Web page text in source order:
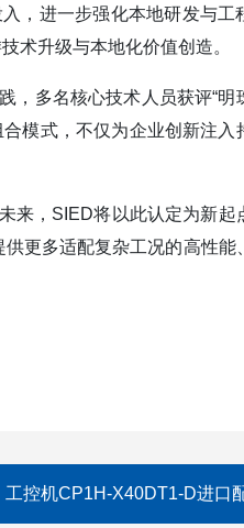
，进一步强化本地研发与工
术升级与本地化价值创造。
，多名核心技术人员获评“明
模式，不仅为企业创新注入
来，SIED将以此认定为新起
更多适配复杂工况的高性能
工控机CP1H-X40DT1-D进口